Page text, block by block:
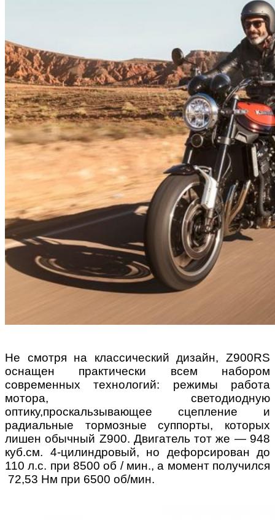
Не смотря на классический дизайн, Z900RS
оснащен практически всем набором
современных технологий: режимы работа
мотора, светодиодную
оптику,проскальзывающее сцепление и
радиальные тормозные суппорты, которых
лишен обычный Z900. Двигатель тот же — 948
куб.см. 4-цилиндровый, но дефорсирован до
110 л.с. при 8500 об / мин., а момент получился
72,53 Нм при 6500 об/мин.